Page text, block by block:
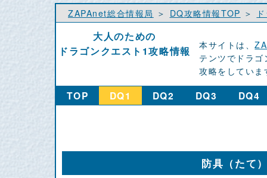
ZAPAnet総合情報局 ＞ DQ攻略情報TOP ＞
大人のための
ドラゴンクエスト1攻略情報
本サイトは、
テンツでドラ
攻略をしていま
TOP DQ1 DQ2 DQ3 DQ4
防具（たて